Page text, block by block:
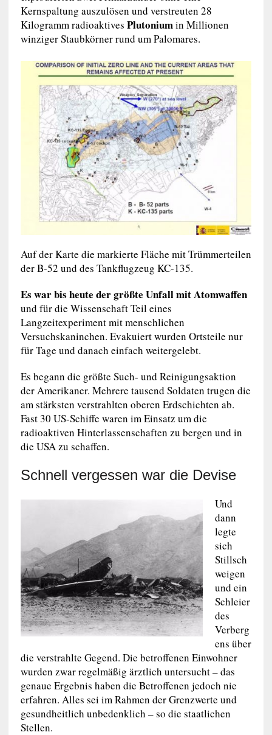
Kernspaltung auszulösen und verstreuten 28
Kilogramm radioaktives Plutoniumin Millionen
winziger Staubkörner rund um Palomares.
Auf der Karte die markierte Fläche mit Trümmerteilen
der B-52 und des Tankflugzeug KC-135.
Es war bis heute der größte Unfall mit Atomwaffen
und für die Wissenschaft Teil eines
Langzeitexperiment mit menschlichen
Versuchskaninchen. Evakuiert wurden Ortsteile nur
für Tage und danach einfach weitergelebt.
Es begann die größte Such- und Reinigungsaktion
der Amerikaner. Mehrere tausend Soldaten trugen die
am stärksten verstrahlten oberen Erdschichten ab.
Fast 30 US-Schiffe waren im Einsatz um die
radioaktiven Hinterlassenschaften zu bergen und in
die USA zu schaffen.
Schnell vergessen war die Devise
Und
dann
legte
sich
Stillsch
weigen
und ein
Schleier
des
Verberg
ens über
die verstrahlte Gegend. Die betroffenen Einwohner
wurden zwar regelmäßig ärztlich untersucht – das
genaue Ergebnis haben die Betroffenen jedoch nie
erfahren. Alles sei im Rahmen der Grenzwerte und
gesundheitlich unbedenklich – so die staatlichen
Stellen.